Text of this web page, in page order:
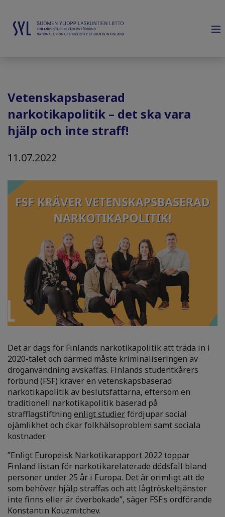
Vetenskapsbaserad
narkotikapolitik – det ska vara
hjälp och inte straff!
11.07.2022
Det är dags för Finlands narkotikapolitik att träda in i
2020-talet och därmed måste kriminaliseringen av
droganvändning avskaffas. Finlands studentkårers
förbund (FSF) kräver en vetenskapsbaserad
narkotikapolitik av beslutsfattarna, eftersom en
traditionell narkotikapolitik baserad på
strafflagstiftning enligt studierfördjupar social
ojämlikhet och ökar folkhälsoproblem samt sociala
kostnader.
”Enligt Europeisk Narkotikarapport 2022toppar
Finland listan för narkotikarelaterade dödsfall bland
personer under 25 år i Europa. Det är orimligt att de
som behöver hjälp straffas och att lågtröskeltjänster
inte finns eller är överbokade”, säger FSF:s ordförande
Konstantin Kouzmitchev.